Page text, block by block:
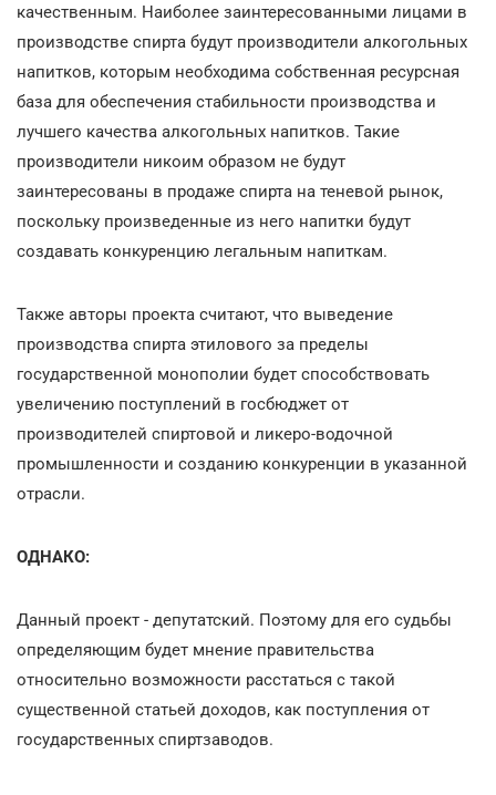
качественным. Наиболее заинтересованными лицами в
производстве спирта будут производители алкогольных
напитков, которым необходима собственная ресурсная
база для обеспечения стабильности производства и
лучшего качества алкогольных напитков. Такие
производители никоим образом не будут
заинтересованы в продаже спирта на теневой рынок,
поскольку произведенные из него напитки будут
создавать конкуренцию легальным напиткам.
Также авторы проекта считают, что выведение
производства спирта этилового за пределы
государственной монополии будет способствовать
увеличению поступлений в госбюджет от
производителей спиртовой и ликеро-водочной
промышленности и созданию конкуренции в указанной
отрасли.
ОДНАКО:
Данный проект - депутатский. Поэтому для его судьбы
определяющим будет мнение правительства
относительно возможности расстаться с такой
существенной статьей доходов, как поступления от
государственных спиртзаводов.